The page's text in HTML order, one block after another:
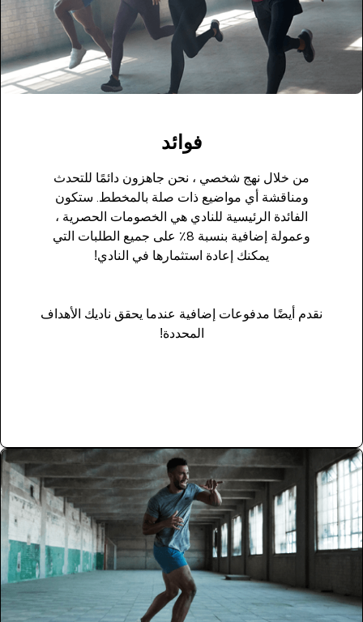
فوائد
من خلال نهج شخصي ، نحن جاهزون دائمًا للتحدث
ومناقشة أي مواضيع ذات صلة بالمخطط. ستكون
الفائدة الرئيسية للنادي هي الخصومات الحصرية ،
وعمولة إضافية بنسبة 8٪ على جميع الطلبات التي
يمكنك إعادة استثمارها في النادي!
نقدم أيضًا مدفوعات إضافية عندما يحقق ناديك الأهداف
المحددة!